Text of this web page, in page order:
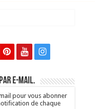
e-mail.
pour vous abonner
de chaque